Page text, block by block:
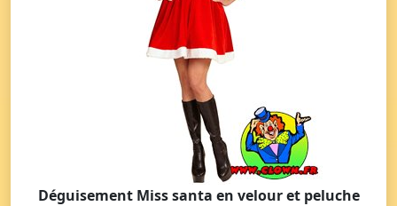
Déguisement Miss santa en velour et peluche